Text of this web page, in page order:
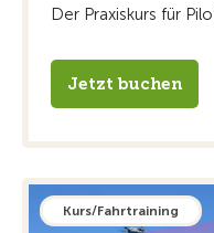
Der Praxiskurs für
Jetzt buchen
Kurs/Fahrtraining